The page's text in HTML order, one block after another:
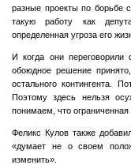
разные проекты по борьбе
такую работу как
определенная угроза его
И когда они
обоюдное решение
остального контингента.
Поэтому здесь нельзя
понимаем, что
Феликс Кулов также
«думает не о своем
изменить».